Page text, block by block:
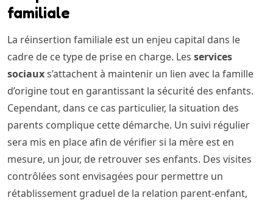
familiale
La réinsertion familiale est un enjeu capital dans le
cadre de ce type de prise en charge. Les services
sociauxs’attachent à maintenir un lien avec la famille
d’origine tout en garantissant la sécurité des enfants.
Cependant, dans ce cas particulier, la situation des
parents complique cette démarche. Un suivi régulier
sera mis en place afin de vérifier si la mère est en
mesure, un jour, de retrouver ses enfants. Des visites
contrôlées sont envisagées pour permettre un
rétablissement graduel de la relation parent-enfant,